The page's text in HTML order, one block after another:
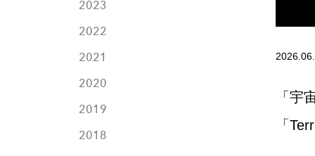
2023
2022
2021
2020
2019
2018
「宇
「